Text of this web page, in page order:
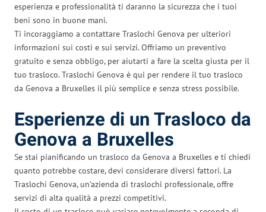
esperienza e professionalità ti daranno la sicurezza che i tuoi
beni sono in buone mani.
Ti incoraggiamo a contattare Traslochi Genova per ulteriori
informazioni sui costi e sui servizi. Offriamo un preventivo
gratuito e senza obbligo, per aiutarti a fare la scelta giusta per il
tuo trasloco. Traslochi Genova è qui per rendere il tuo trasloco
da Genova a Bruxelles il più semplice e senza stress possibile.
Esperienze di un Trasloco da
Genova a Bruxelles
Se stai pianificando un trasloco da Genova a Bruxelles e ti chiedi
quanto potrebbe costare, devi considerare diversi fattori. La
Traslochi Genova, un’azienda di traslochi professionale, offre
servizi di alta qualità a prezzi competitivi.